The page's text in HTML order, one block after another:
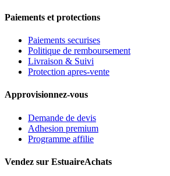
Paiements et protections
Paiements securises
Politique de remboursement
Livraison & Suivi
Protection apres-vente
Approvisionnez-vous
Demande de devis
Adhesion premium
Programme affilie
Vendez sur EstuaireAchats